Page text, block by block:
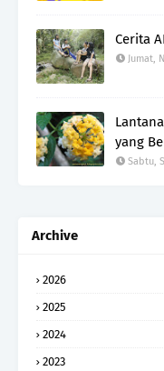
Cerita
Jumat,
yang
Sabtu,
Archive
2026
2025
2024
2023